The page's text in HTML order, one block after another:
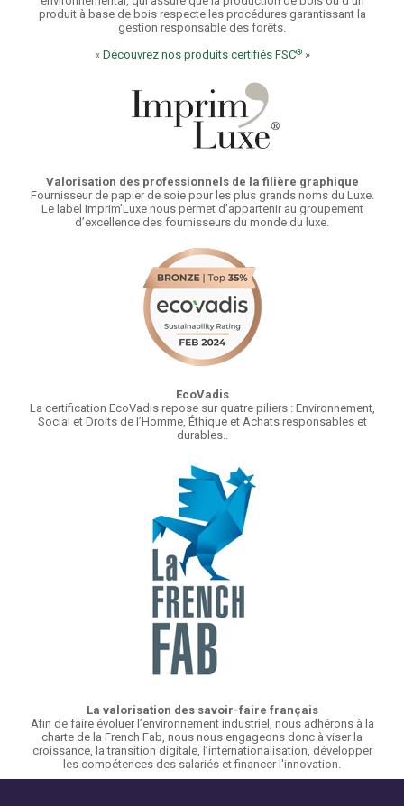
produit à base de bois respecte les procédures garantissant la
gestion responsable des forêts.
« Découvrez nos produits certifiés FSC®»
Valorisation des professionnels de la filière graphique
Fournisseur de papier de soie pour les plus grands noms du Luxe.
Le label Imprim’Luxe nous permet d’appartenir au groupement
d’excellence des fournisseurs du monde du luxe.
EcoVadis
La certification EcoVadis repose sur quatre piliers : Environnement,
Social et Droits de l’Homme, Éthique et Achats responsables et
durables..
La valorisation des savoir-faire français
Afin de faire évoluer l’environnement industriel, nous adhérons à la
charte de la French Fab, nous nous engageons donc à viser la
croissance, la transition digitale, l’internationalisation, développer
les compétences des salariés et financer l'innovation.